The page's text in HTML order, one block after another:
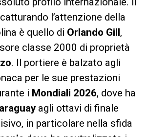
l’attenzione della
è quello di Orlando Gill,
classe 2000 di proprietà
. Il portiere è balzato agli
per le sue prestazioni
i Mondiali 2026, dove ha
agli ottavi di finale
in particolare nella sfida